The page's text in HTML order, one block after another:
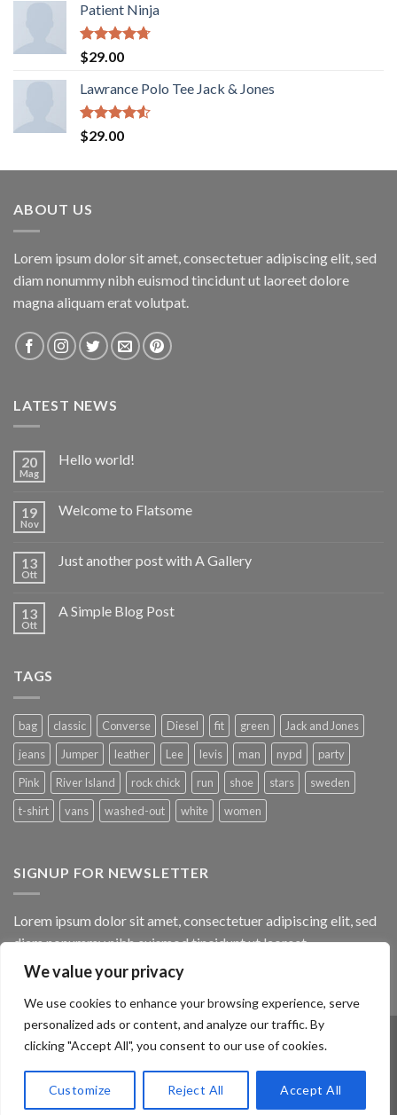
We value your privacy
We use cookies to enhance your browsing experience, serve
personalized ads or content, and analyze our traffic. By
clicking "Accept All", you consent to our use of cookies.
Customize Reject All Accept All
Patient Ninja
Rated4.67
out of 5
$29.00
Lawrance Polo Tee Jack & Jones
Rated
4.50
$29.00
ABOUT US
Lorem ipsum dolor sit amet, consectetuer adipiscing elit, sed
diam nonummy nibh euismod tincidunt ut laoreet dolore
magna aliquam erat volutpat.
LATEST NEWS
20
Mag
Hello world!
19
Nov
Welcome to Flatsome
13
Ott
Just another post with A Gallery
13
Ott
A Simple Blog Post
TAGS
bag classic Converse Diesel fit green
Jack and Jones
jeans
Jumper leather Lee levis man nypd
party
Pink
River Island rock chick run shoe stars
sweden
t-shirt
vans washed-out white women
SIGNUP FOR NEWSLETTER
Lorem ipsum dolor sit amet, consectetuer adipiscing elit, sed
diam nonummy nibh euismod tincidunt ut laoreet.
(insert contact form here)
Copyright 2026 ©Flatsome Theme